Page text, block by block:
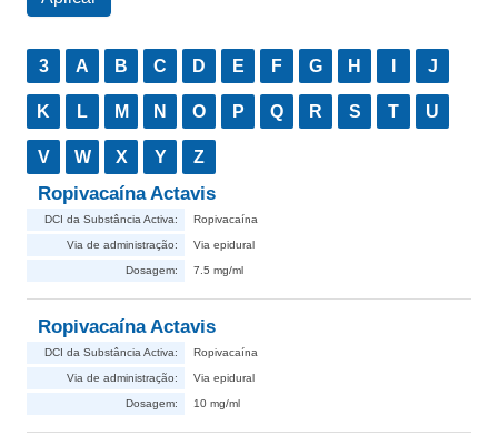
3 A B C D E F G H J
K L M N O P Q R S T U
V W X Y Z
Ropivacaína Actavis
DCI da Substância Activa: Ropivacaína
Via de administração: Via epidural
Dosagem: 7.5 mg/ml
Ropivacaína Actavis
DCI da Substância Activa: Ropivacaína
Via de administração: Via epidural
Dosagem: 10 mg/ml